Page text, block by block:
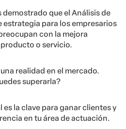
que el Análisis de
estrategia para los empresarios
con la mejora
o servicio.
realidad en el mercado.
superarla?
la clave para ganar clientes y
en tu área de actuación.